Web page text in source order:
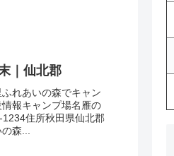
｜仙北郡
れあいの森でキャン
報キャンプ場名雁の
住所秋田県仙北郡
森...